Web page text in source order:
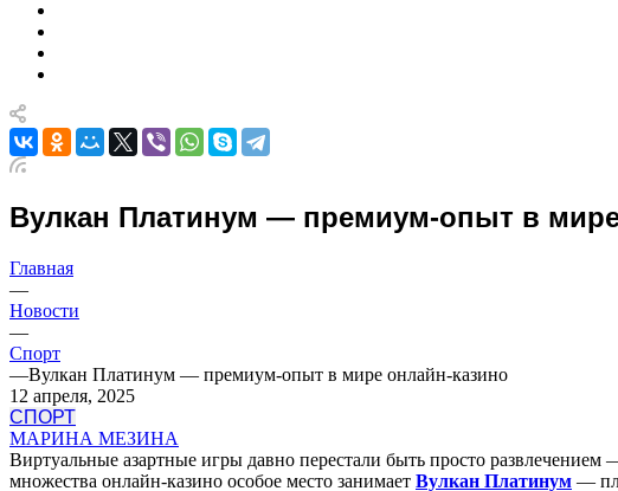
Вулкан Платинум — премиум-опыт в
Главная
—
Новости
—
Спорт
—Вулкан Платинум — премиум-опыт в мире онлайн-казино
12 апреля, 2025
СПОРТ
МАРИНА МЕЗИНА
Виртуальные азартные игры давно перестали быть просто
множества онлайн-казино особое место занимает Вулкан Платинум —